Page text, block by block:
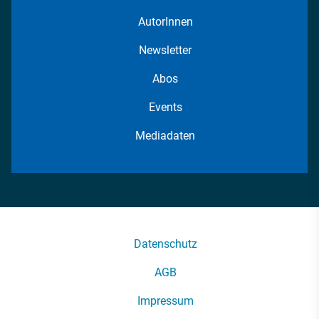
AutorInnen
Newsletter
Abos
Events
Mediadaten
Datenschutz
AGB
Impressum